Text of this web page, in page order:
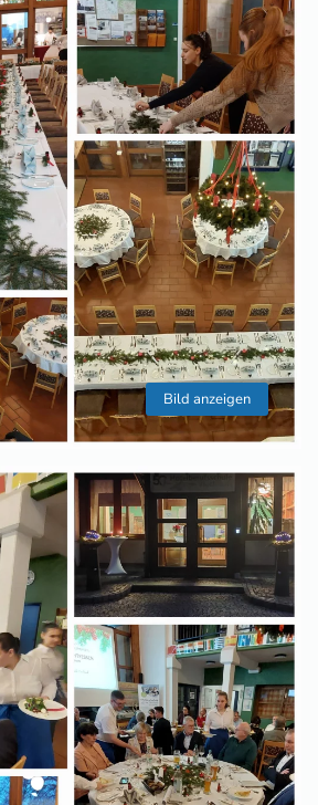
Bild anzeigen